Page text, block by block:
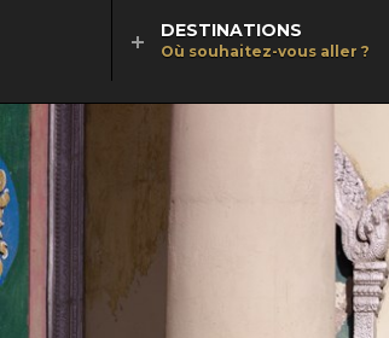
DESTINATIONS
Où souhaitez-vous aller ?